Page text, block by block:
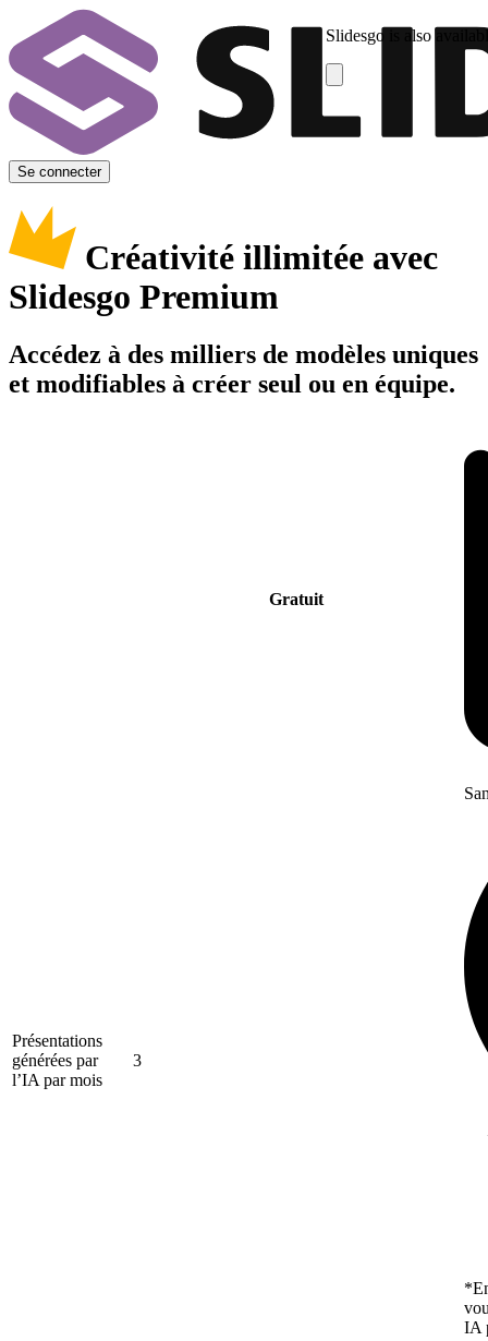
Slidesgo is also
Se connecter
Créativité illimitée avec
Slidesgo Premium
Accédez à des milliers de modèles uniques
et modifiables à créer seul ou en équipe.
Gratuit
Présentations
générées par
l’IA par mois
3
IA